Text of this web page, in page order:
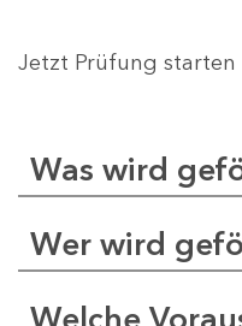
Jetzt Prüfung starten
Was wird
Wer wird
Welche